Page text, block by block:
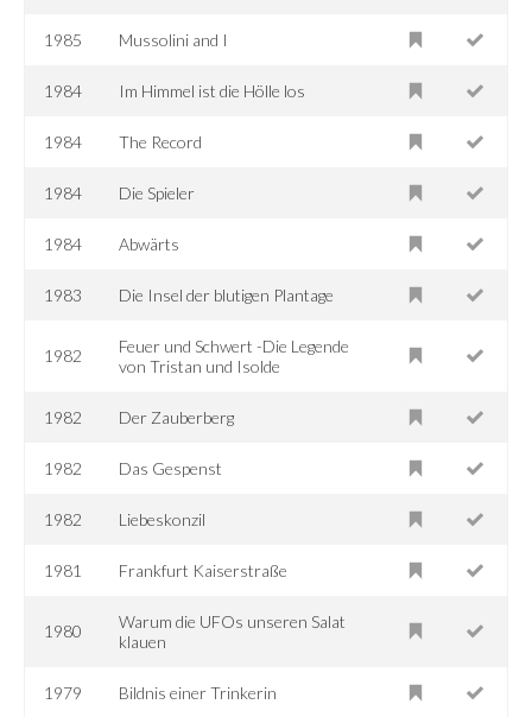
1985 Mussolini and I
1984 Im Himmel ist die Hölle los
1984 The Record
1984 Die Spieler
1984 Abwärts
1983 Die Insel der blutigen Plantage
1982
Feuer und Schwert -Die Legende
von Tristan und Isolde
1982 Der Zauberberg
1982 Das Gespenst
1982 Liebeskonzil
1981 Frankfurt Kaiserstraße
1980
Warum die UFOs unseren Salat
klauen
1979 Bildnis einer Trinkerin